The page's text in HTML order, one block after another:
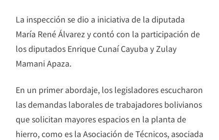
La inspección se dio a iniciativa de la diputada
María René Álvarez y contó con la participación de
los diputados Enrique Cunaí Cayuba y Zulay
Mamani Apaza.
En un primer abordaje, los legisladores escucharon
las demandas laborales de trabajadores bolivianos
que solicitan mayores espacios en la planta de
hierro, como es la Asociación de Técnicos, asociada